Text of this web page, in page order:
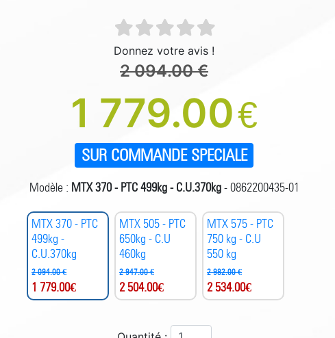
Donnez votre avis !
2 094.00 €
1 779.00€
SUR COMMANDE SPECIALE
Modèle : MTX 370 - PTC 499kg - C.U.370kg- 0862200435-01
MTX 370 - PTC
499kg -
C.U.370kg
2 094.00 €
1 779.00€
MTX 505 - PTC
650kg - C.U
460kg
2 947.00 €
2 504.00€
MTX 575 - PTC
750 kg - C.U
550 kg
2 982.00 €
2 534.00€